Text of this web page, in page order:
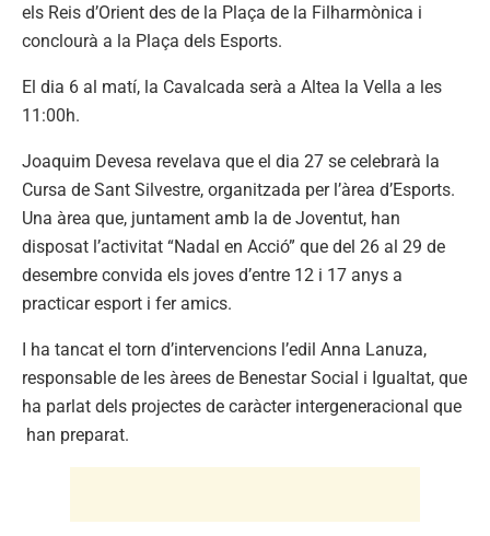
els Reis d’Orient des de la Plaça de la Filharmònica i
conclourà a la Plaça dels Esports.
El dia 6 al matí, la Cavalcada serà a Altea la Vella a les
11:00h.
Joaquim Devesa revelava que el dia 27 se celebrarà la
Cursa de Sant Silvestre, organitzada per l’àrea d’Esports.
Una àrea que, juntament amb la de Joventut, han
disposat l’activitat “Nadal en Acció” que del 26 al 29 de
desembre convida els joves d’entre 12 i 17 anys a
practicar esport i fer amics.
I ha tancat el torn d’intervencions l’edil Anna Lanuza,
responsable de les àrees de Benestar Social i Igualtat, que
ha parlat dels projectes de caràcter intergeneracional que
han preparat.